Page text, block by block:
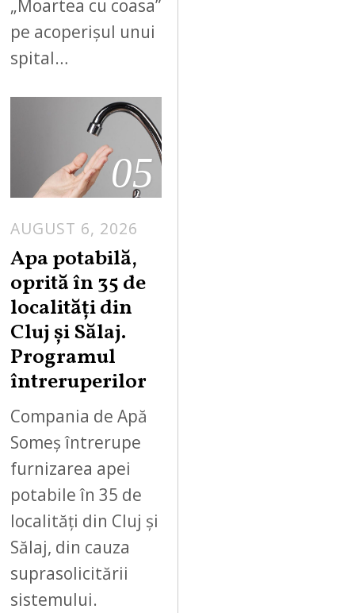
„Moartea cu coasa”
pe acoperișul unui
spital…
05
AUGUST 6, 2026
Apa potabilă,
oprită în 35 de
localități din
Cluj și Sălaj.
Programul
întreruperilor
Compania de Apă
Someș întrerupe
furnizarea apei
potabile în 35 de
localități din Cluj și
Sălaj, din cauza
suprasolicitării
sistemului.